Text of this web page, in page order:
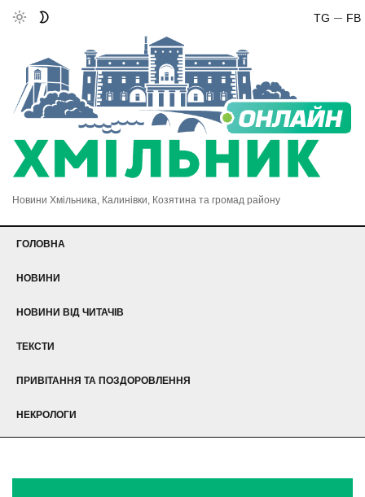
FB
TG
Новини Хмільника, Калинівки, Козятина та громад району
ГОЛОВНА
НОВИНИ
НОВИНИ ВІД ЧИТАЧІВ
ТЕКСТИ
ПРИВІТАННЯ ТА ПОЗДОРОВЛЕННЯ
НЕКРОЛОГИ